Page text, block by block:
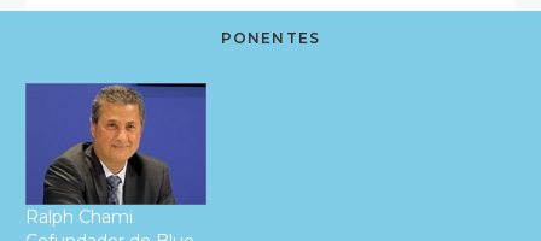
PONENTES
Ralph Chami